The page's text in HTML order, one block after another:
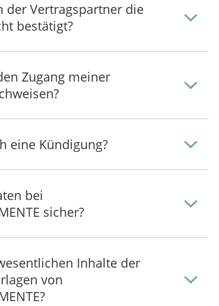
der Vertragspartner die
bestätigt?
Zugang meiner
eine Kündigung?
bei
sicher?
Inhalte der
von